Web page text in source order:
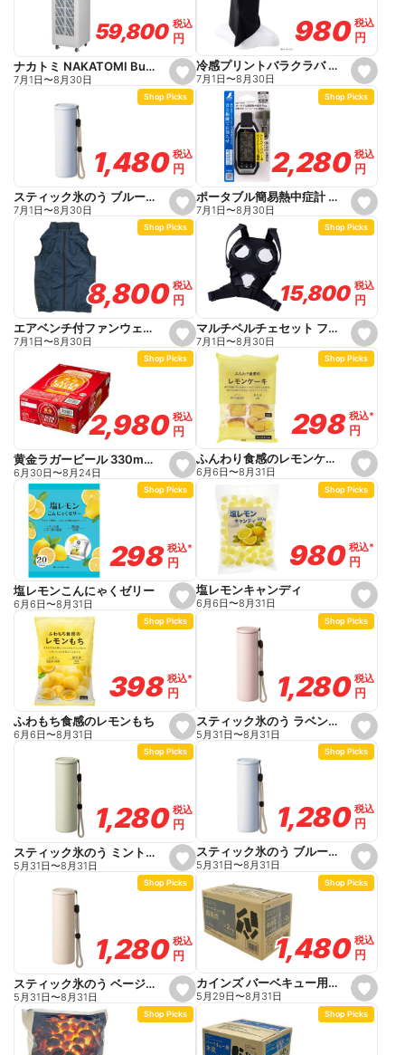
o
r
i
e
o
r
i
e
s
e
t
o
r
i
e
59,800
59,800 税込
税込
円
円
ナカトミ NAKATOMI Builzzard スポットクーラー SC25BZ
7月1日〜8月30日
s
e
t
o
r
i
e
980
980 税込
税込
円
円
冷感プリントバラクラバ ブラック
7月1日〜8月30日
s
e
t
o
r
i
e
Shop Picks
1,480
1,480税込
税込
円
円
スティック氷のう ブルー 140ml
7月1日〜8月30日
s
e
t
o
r
i
e
Shop Picks
2,280
2,280 税込
税込
円
円
ポータブル簡易熱中症計 Plus 防塵・防水 バイブレーション機能 73239
7月1日〜8月30日
s
e
t
o
r
i
e
Shop Picks
8,800
8,800税込
税込
円
円
エアベンチ付ファンウェアフルセット ベスト M ネイビー
7月1日〜8月30日
s
e
t
o
r
e
Shop Picks
15,800
15,800 税込
税込
円
円
マルチペルチェセット フリーサイズ PM888
7月1日〜8月30日
s
e
t
o
r
e
Shop Picks
2,980
2,980税込
税込
円
円
黄金ラガービール 330ml×24
6月30日〜8月24日
s
e
t
o
r
e
Shop Picks
298
298 税込*
税込*
円
円
ふんわり食感のレモンケーキ
6月6日〜8月31日
s
e
t
o
r
e
Shop Picks
298
298税込*
税込*
円
円
塩レモンこんにゃくゼリー
6月6日〜8月31日
s
e
t
o
r
i
e
Shop Picks
980
980 税込*
税込*
円
円
塩レモンキャンディ
6月6日〜8月31日
s
e
t
o
r
i
e
Shop Picks
398
398税込*
税込*
円
円
ふわもち食感のレモンもち
6月6日〜8月31日
s
e
t
o
r
i
e
Shop Picks
1,280
1,280 税込
税込
円
円
スティック氷のう ラベンダー 140ml
5月31日〜8月31日
s
e
t
o
r
i
e
Shop Picks
1,280
1,280税込
税込
円
円
スティック氷のう ミント 140ml
5月31日〜8月31日
s
e
t
o
r
i
e
Shop Picks
1,280
1,280 税込
税込
円
円
スティック氷のう ブルー 140ml
5月31日〜8月31日
s
e
t
Shop Picks
1,280
1,280税込
税込
円
円
スティック氷のう ベージュ 140ml
5月31日〜8月31日
s
e
t
Shop Picks
1,480
1,480 税込
税込
円
円
カインズ バーベキュー用備長炭 3~4人用 2kg
5月29日〜8月31日
Shop Picks Shop Picks